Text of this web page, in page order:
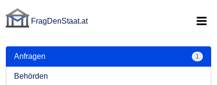
FragDenStaat.at
Anfragen 1
Behörden